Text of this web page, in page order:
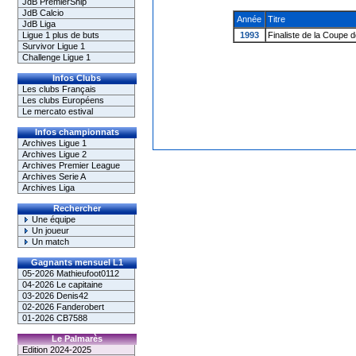
JdB Calcio
JdB Liga
Ligue 1 plus de buts
Survivor Ligue 1
Challenge Ligue 1
Infos Clubs
Les clubs Français
Les clubs Européens
Le mercato estival
Infos championnats
Archives Ligue 1
Archives Ligue 2
Archives Premier League
Archives Serie A
Archives Liga
Rechercher
Une équipe
Un joueur
Un match
Gagnants mensuel L1
05-2026 Mathieufoot0112
04-2026 Le capitaine
03-2026 Denis42
02-2026 Fanderobert
01-2026 CB7588
Le Palmarès
Edition 2024-2025
Année
Titre
1993
Finaliste de la Coupe